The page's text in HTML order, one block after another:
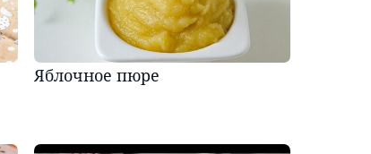
Яблочное пюре